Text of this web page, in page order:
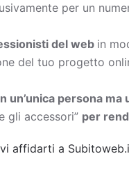
per un
del web in
del tuo progetto
un’unica persona
gli accessori” per
affidarti a